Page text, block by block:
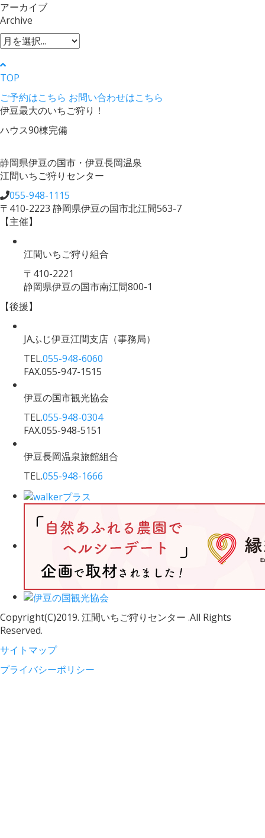
アーカイブ
Archive
TOP
ご予約はこちら お問い合わせはこちら
伊豆最大のいちご狩り！
ハウス90棟完備
静岡県伊豆の国市・伊豆長岡温泉
江間いちご狩りセンター
055-948-1115
〒410-2223 静岡県伊豆の国市北江間563-7
【主催】
江間いちご狩り組合
〒410-2221
静岡県伊豆の国市南江間800-1
【後援】
JAふじ伊豆江間支店 （事務局）
TEL.055-948-6060
FAX.055-947-1515
伊豆の国市観光協会
TEL.055-948-0304
FAX.055-948-5151
伊豆長岡温泉旅館組合
TEL.055-948-1666
Copyright(C)2019. 江間いちご狩りセンター .All Rights
Reserved.
サイトマップ
プライバシーポリシー